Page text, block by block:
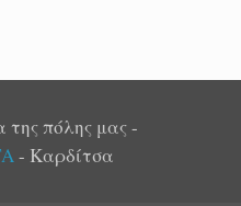
της πόλης μας -
- Καρδίτσα